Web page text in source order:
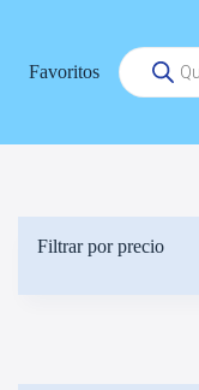
Favoritos
Búsqueda
de
productos
Filtrar por precio